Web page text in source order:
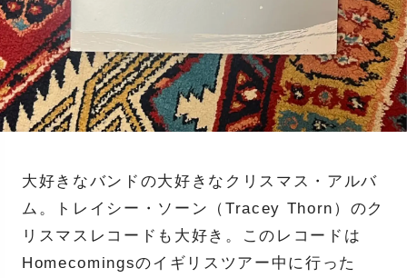
大好きなバンドの大好きなクリスマス・アルバ
ム。トレイシー・ソーン（Tracey Thorn）のク
リスマスレコードも大好き。このレコードは
Homecomingsのイギリスツアー中に行った